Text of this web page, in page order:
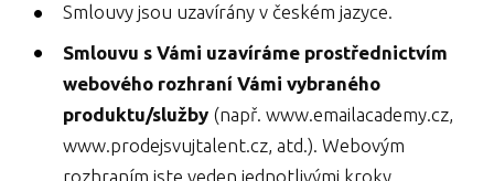
Smlouvy jsou uzavírány v českém jazyce.
Smlouvu s Vámi uzavíráme prostřednictvím
webového rozhraní Vámi vybraného
produktu/služby (např. www.emailacademy.cz,
www.prodejsvujtalent.cz, atd.). Webovým
rozhraním jste veden jednotlivými kroky